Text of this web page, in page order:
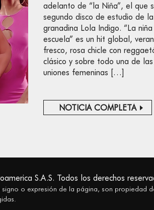
adelanto de “la Niña”, el que
segundo disco de estudio de
granadina Lola Indigo. “La
escuela” es un hit global,
fresco, rosa chicle con
clásico y sobre todo una de las
uniones femeninas […]
NOTICIA COMPLETA
S.A.S. Todos los derechos
o expresión de la página, son propiedad